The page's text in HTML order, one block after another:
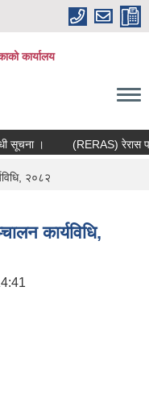
कार्यालय
सूचना । (RERAS) रेरास
२०८२
कार्यविधि,